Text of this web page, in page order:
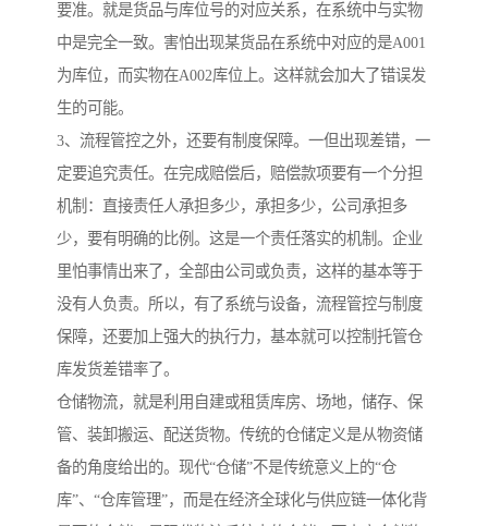
要准。就是货品与库位号的对应关系，在系统中与实物
中是完全一致。害怕出现某货品在系统中对应的是A001
为库位，而实物在A002库位上。这样就会加大了错误发
生的可能。
3、流程管控之外，还要有制度保障。一但出现差错，一
定要追究责任。在完成赔偿后，赔偿款项要有一个分担
机制：直接责任人承担多少，承担多少，公司承担多
少，要有明确的比例。这是一个责任落实的机制。企业
里怕事情出来了，全部由公司或负责，这样的基本等于
没有人负责。所以，有了系统与设备，流程管控与制度
保障，还要加上强大的执行力，基本就可以控制托管仓
库发货差错率了。
仓储物流，就是利用自建或租赁库房、场地，储存、保
管、装卸搬运、配送货物。传统的仓储定义是从物资储
备的角度给出的。现代“仓储”不是传统意义上的“仓
库”、“仓库管理”，而是在经济全球化与供应链一体化背